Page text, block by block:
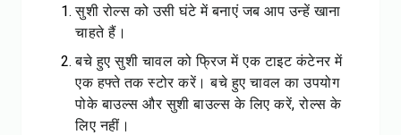
सुशी रोल्स को उसी घंटे में बनाएं जब आप उन्हें खाना
चाहते हैं।
बचे हुए सुशी चावल को फ्रिज में एक टाइट कंटेनर में
एक हफ्ते तक स्टोर करें। बचे हुए चावल का उपयोग
पोके बाउल्स और सुशी बाउल्स के लिए करें, रोल्स के
लिए नहीं।